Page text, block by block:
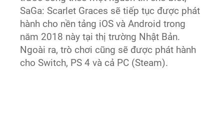
SaGa: Scarlet Graces sẽ tiếp tục được phát
hành cho nền tảng iOS và Android trong
năm 2018 này tại thị trường Nhật Bản.
Ngoài ra, trò chơi cũng sẽ được phát hành
cho Switch, PS 4 và cả PC (Steam).